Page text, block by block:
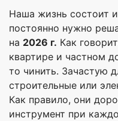
Наша жизнь состоит
постоянно нужно
на 2026 г. Как
квартире и частном
то чинить. Зачастую
строительные или
Как правило, они
инструмент при